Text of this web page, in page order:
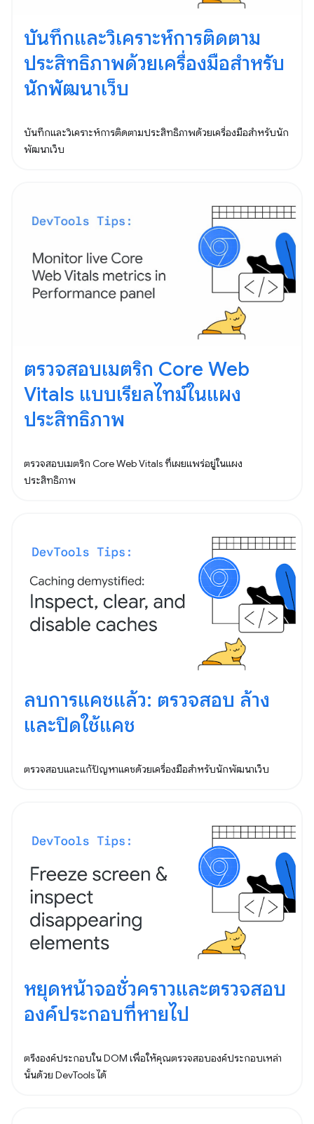
บันทึกและวิเคราะห์การติดตาม
ประสิทธิภาพด้วยเครื่องมือสำหรับ
นักพัฒนาเว็บ
บันทึกและวิเคราะห์การติดตามประสิทธิภาพด้วยเครื่องมือสำหรับนัก
พัฒนาเว็บ
ตรวจสอบเมตริก Core Web
Vitals แบบเรียลไทม์ในแผง
ประสิทธิภาพ
ตรวจสอบเมตริก Core Web Vitals ที่เผยแพร่อยู่ในแผง
ประสิทธิภาพ
ลบการแคชแล้ว: ตรวจสอบ ล้าง
และปิดใช้แคช
ตรวจสอบและแก้ปัญหาแคชด้วยเครื่องมือสำหรับนักพัฒนาเว็บ
หยุดหน้าจอชั่วคราวและตรวจสอบ
องค์ประกอบที่หายไป
ตรึงองค์ประกอบใน DOM เพื่อให้คุณตรวจสอบองค์ประกอบเหล่า
นั้นด้วย DevTools ได้